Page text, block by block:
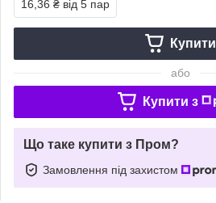
16,36 ₴ від 5 пар
Купити
або
Купити з
Що таке купити з Пром?
Замовлення під захистом